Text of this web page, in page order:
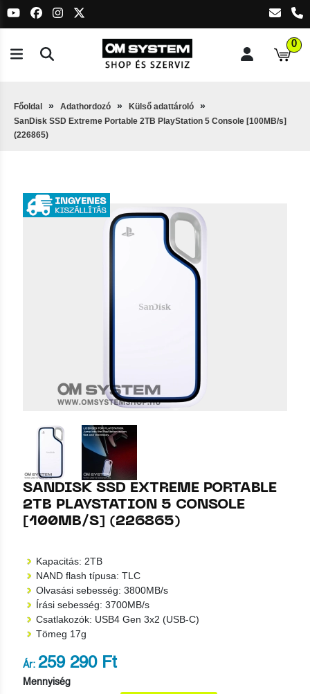
0
Főoldal Adathordozó
Külső adattároló
SanDisk SSD Extreme Portable 2TB PlayStation 5 Console [100MB/s]
(226865)
SANDISK SSD EXTREME PORTABLE
2TB PLAYSTATION 5 CONSOLE
[100MB/S] (226865)
Kapacitás: 2TB
NAND flash típusa: TLC
Olvasási sebesség: 3800MB/s
Írási sebesség: 3700MB/s
Csatlakozók: USB4 Gen 3x2 (USB-C)
Tömeg 17g
Ár: 259 290 Ft
Mennyiség